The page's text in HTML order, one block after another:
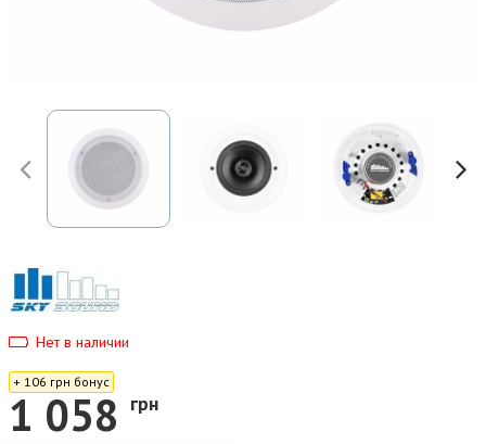
Нет в наличии
+ 106 грн бонус
1 058 грн